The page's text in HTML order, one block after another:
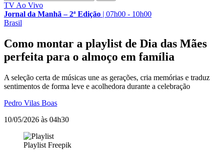
TV Ao Vivo
Jornal da Manhã – 2ª Edição | 07h00 - 10h00
Brasil
Como montar a playlist de Dia das Mães
perfeita para o almoço em família
A seleção certa de músicas une as gerações, cria memórias e traduz
sentimentos de forma leve e acolhedora durante a celebração
Pedro Vilas Boas
10/05/2026 às 04h30
Playlist Freepik